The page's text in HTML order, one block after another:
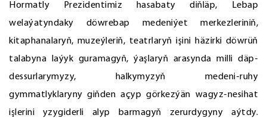
Hormatly Prezidentimiz hasabaty diňläp, Lebap
welaýatyndaky döwrebap medeniýet merkezleriniň,
kitaphanalaryň, muzeýleriň, teatrlaryň işini häzirki döwrüň
talabyna laýyk guramagyň, ýaşlaryň arasynda milli däp-
dessurlarymyzy, halkymyzyň medeni-ruhy
gymmatlyklaryny giňden açyp görkezýän wagyz-nesihat
işlerini yzygiderli alyp barmagyň zerurdygyny aýtdy.